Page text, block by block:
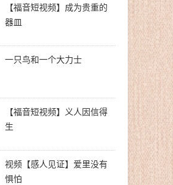
【福音短视频】成为贵重的
器皿
一只鸟和一个大力士
【福音短视频】义人因信得
生
视频【感人见证】爱里没有
惧怕